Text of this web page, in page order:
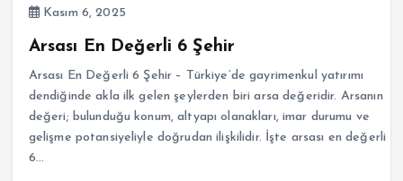
Kasım 6, 2025
Arsası En Değerli 6 Şehir
Arsası En Değerli 6 Şehir – Türkiye’de gayrimenkul yatırımı
dendiğinde akla ilk gelen şeylerden biri arsa değeridir. Arsanın
değeri; bulunduğu konum, altyapı olanakları, imar durumu ve
gelişme potansiyeliyle doğrudan ilişkilidir. İşte arsası en değerli
6…